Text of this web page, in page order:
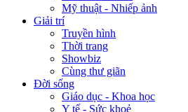
Mỹ thuật - Nhiếp ảnh
Giải trí
Truyền hình
Thời trang
Showbiz
Cùng thư giãn
Đời sống
Giáo dục - Khoa học
Y tế - Sức khoẻ